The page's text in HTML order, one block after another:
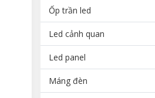
Ốp trần led
Led cảnh quan
Led panel
Máng đèn